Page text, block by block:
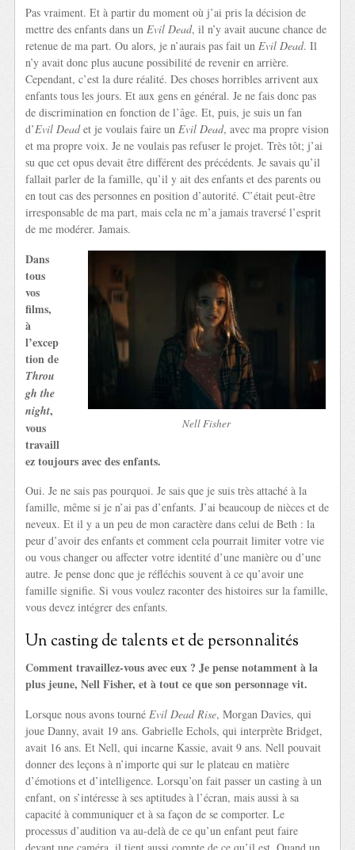
Pas vraiment. Et à partir du moment où j’ai pris la décision de
mettre des enfants dans unEvil Dead, il n’y avait aucune chance de
retenue de ma part. Ou alors, je n’aurais pas fait unEvil Dead. Il
n’y avait donc plus aucune possibilité de revenir en arrière.
Cependant, c’est la dure réalité. Des choses horribles arrivent aux
enfants tous les jours. Et aux gens en général. Je ne fais donc pas
de discrimination en fonction de l’âge. Et, puis, je suis un fan
d’Evil Deadet je voulais faire unEvil Dead, avec ma propre vision
et ma propre voix. Je ne voulais pas refuser le projet. Très tôt; j’ai
su que cet opus devait être différent des précédents. Je savais qu’il
fallait parler de la famille, qu’il y ait des enfants et des parents ou
en tout cas des personnes en position d’autorité. C’était peut-être
irresponsable de ma part, mais cela ne m’a jamais traversé l’esprit
de me modérer. Jamais.
Nell Fisher
Dans
tous
vos
films,
à
l’excep
tion de
Throu
gh the
night,
vous
travaill
ez toujours avec des enfants.
Oui. Je ne sais pas pourquoi. Je sais que je suis très attaché à la
famille, même si je n’ai pas d’enfants. J’ai beaucoup de nièces et de
neveux. Et il y a un peu de mon caractère dans celui de Beth : la
peur d’avoir des enfants et comment cela pourrait limiter votre vie
ou vous changer ou affecter votre identité d’une manière ou d’une
autre. Je pense donc que je réfléchis souvent à ce qu’avoir une
famille signifie. Si vous voulez raconter des histoires sur la famille,
vous devez intégrer des enfants.
Un casting de talents et de personnalités
Comment travaillez-vous avec eux ? Je pense notamment à la
plus jeune, Nell Fisher, et à tout ce que son personnage vit.
Lorsque nous avons tournéEvil Dead Rise, Morgan Davies, qui
joue Danny, avait 19 ans. Gabrielle Echols, qui interprète Bridget,
avait 16 ans. Et Nell, qui incarne Kassie, avait 9 ans. Nell pouvait
donner des leçons à n’importe qui sur le plateau en matière
d’émotions et d’intelligence. Lorsqu’on fait passer un casting à un
enfant, on s’intéresse à ses aptitudes à l’écran, mais aussi à sa
capacité à communiquer et à sa façon de se comporter. Le
processus d’audition va au-delà de ce qu’un enfant peut faire